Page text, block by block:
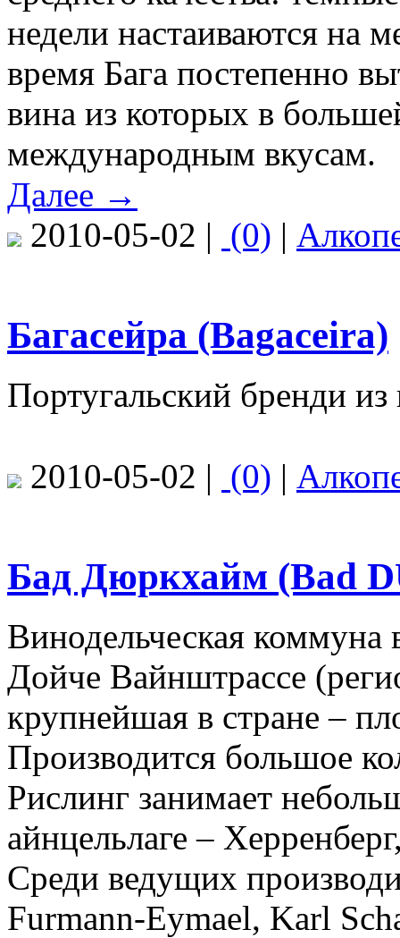
недели настаиваются на
время Бага постепенно
вина из которых в
международным вкусам.
Далее →
2010-05-02 | (0) |
Багасейра (Bagaceira)
Португальский бренди
2010-05-02 | (0) |
Бад Дюркхайм (Bad
Винодельческая коммуна
Дойче Вайнштрассе
крупнейшая в стране –
Производится большое
Рислинг занимает
айнцельлаге –
Среди ведущих
Furmann-Eymael, Karl